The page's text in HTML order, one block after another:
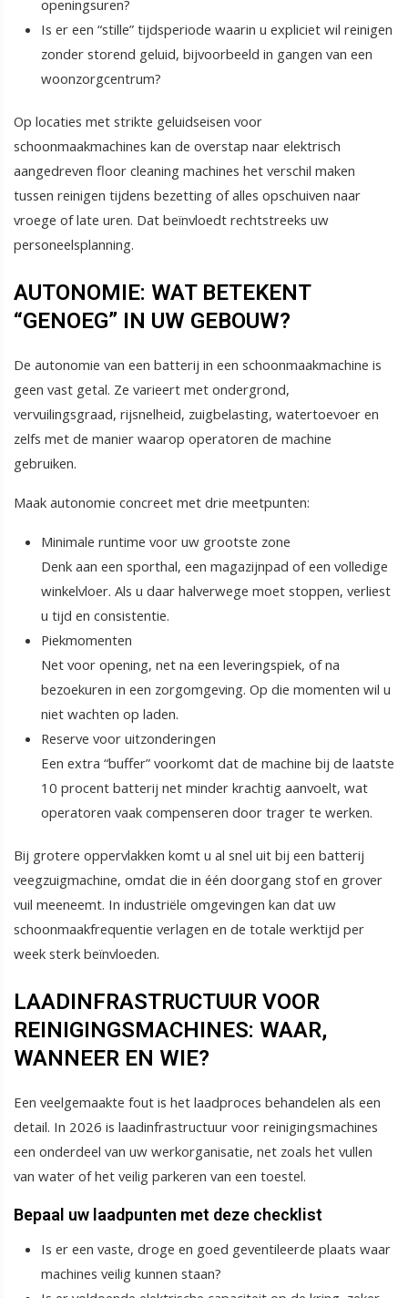
openingsuren?
Is er een “stille” tijdsperiode waarin u expliciet wil reinigen
zonder storend geluid, bijvoorbeeld in gangen van een
woonzorgcentrum?
Op locaties met strikte geluidseisen voor
schoonmaakmachines kan de overstap naar elektrisch
aangedreven floor cleaning machines het verschil maken
tussen reinigen tijdens bezetting of alles opschuiven naar
vroege of late uren. Dat beïnvloedt rechtstreeks uw
personeelsplanning.
AUTONOMIE: WAT BETEKENT
“GENOEG” IN UW GEBOUW?
De autonomie van een batterij in een schoonmaakmachine is
geen vast getal. Ze varieert met ondergrond,
vervuilingsgraad, rijsnelheid, zuigbelasting, watertoevoer en
zelfs met de manier waarop operatoren de machine
gebruiken.
Maak autonomie concreet met drie meetpunten:
Minimale runtime voor uw grootste zone
Denk aan een sporthal, een magazijnpad of een volledige
winkelvloer. Als u daar halverwege moet stoppen, verliest
u tijd en consistentie.
Piekmomenten
Net voor opening, net na een leveringspiek, of na
bezoekuren in een zorgomgeving. Op die momenten wil u
niet wachten op laden.
Reserve voor uitzonderingen
Een extra “buffer” voorkomt dat de machine bij de laatste
10 procent batterij net minder krachtig aanvoelt, wat
operatoren vaak compenseren door trager te werken.
Bij grotere oppervlakken komt u al snel uit bij een batterij
veegzuigmachine, omdat die in één doorgang stof en grover
vuil meeneemt. In industriële omgevingen kan dat uw
schoonmaakfrequentie verlagen en de totale werktijd per
week sterk beïnvloeden.
LAADINFRASTRUCTUUR VOOR
REINIGINGSMACHINES: WAAR,
WANNEER EN WIE?
Een veelgemaakte fout is het laadproces behandelen als een
detail. In 2026 is laadinfrastructuur voor reinigingsmachines
een onderdeel van uw werkorganisatie, net zoals het vullen
van water of het veilig parkeren van een toestel.
Bepaal uw laadpunten met deze checklist
Is er een vaste, droge en goed geventileerde plaats waar
machines veilig kunnen staan?